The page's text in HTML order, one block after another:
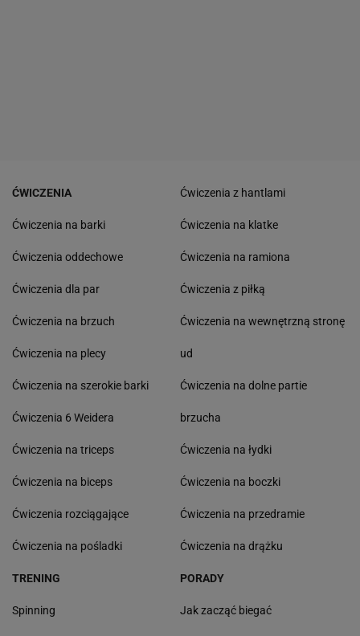
ĆWICZENIA
Ćwiczenia na barki
Ćwiczenia oddechowe
Ćwiczenia dla par
Ćwiczenia na brzuch
Ćwiczenia na plecy
Ćwiczenia na szerokie barki
Ćwiczenia 6 Weidera
Ćwiczenia na triceps
Ćwiczenia na biceps
Ćwiczenia rozciągające
Ćwiczenia na pośladki
Ćwiczenia z hantlami
Ćwiczenia na klatke
Ćwiczenia na ramiona
Ćwiczenia z piłką
Ćwiczenia na wewnętrzną stronę
ud
Ćwiczenia na dolne partie
brzucha
Ćwiczenia na łydki
Ćwiczenia na boczki
Ćwiczenia na przedramie
Ćwiczenia na drążku
TRENING
Spinning
PORADY
Jak zacząć biegać